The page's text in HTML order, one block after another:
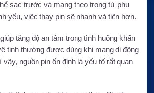
sạc trước và mang theo trong túi phụ
yếu, việc thay pin sẽ nhanh và tiện hơn.
tăng độ an tâm trong tình huống khẩn
tinh thường được dùng khi mạng di động
vậy, nguồn pin ổn định là yếu tố rất quan